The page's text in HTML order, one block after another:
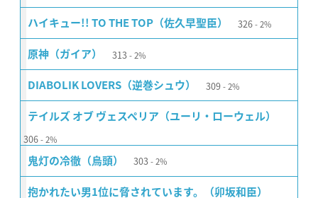
ハイキュー!! TO THE TOP（佐久早聖臣） 326 2%
原神（ガイア） 313 2%
DIABOLIK LOVERS（逆巻シュウ） 309 2%
テイルズ オブ ヴェスペリア（ユーリ・ローウェル）
306 2%
鬼灯の冷徹（烏頭） 303 2%
抱かれたい男1位に脅されています。（卯坂和臣）